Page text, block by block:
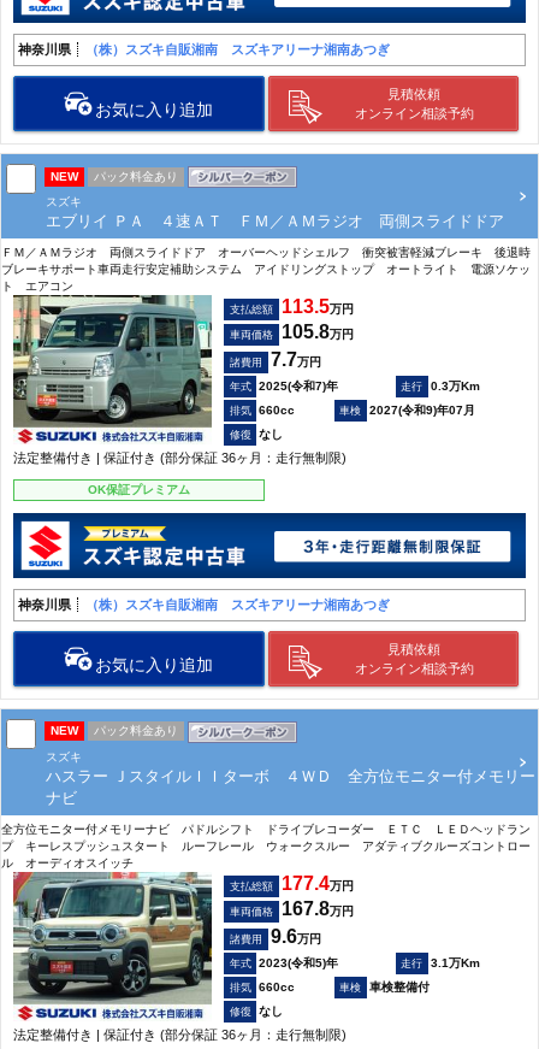
神奈川県 （株）スズキ自販湘南 スズキアリーナ湘南あつぎ
お気に入り追加
見積依頼
オンライン相談予約
NEW
パック料金あり
スズキ
エブリイ ＰＡ ４速ＡＴ ＦＭ／ＡＭラジオ 両側スライドドア
ＦＭ／ＡＭラジオ 両側スライドドア オーバーヘッドシェルフ 衝突被害軽減ブレーキ 後退時
ブレーキサポート車両走行安定補助システム アイドリングストップ オートライト 電源ソケッ
ト エアコン
支払総額 113.5万円
車両価格 105.8万円
諸費用 7.7万円
2025(令和7)年
0.3万Km
660cc
2027(令和9)年07月
なし
法定整備付き | 保証付き (部分保証 36ヶ月：走行無制限)
OK保証プレミアム
神奈川県 （株）スズキ自販湘南 スズキアリーナ湘南あつぎ
お気に入り追加
見積依頼
オンライン相談予約
NEW
パック料金あり
スズキ
ハスラー ＪスタイルＩＩターボ ４ＷＤ 全方位モニター付メモリー
ナビ
全方位モニター付メモリーナビ パドルシフト ドライブレコーダー ＥＴＣ ＬＥＤヘッドラン
プ キーレスプッシュスタート ルーフレール ウォークスルー アダティブクルーズコントロー
ル オーディオスイッチ
支払総額 177.4万円
車両価格 167.8万円
諸費用 9.6万円
2023(令和5)年
3.1万Km
660cc
車検整備付
なし
法定整備付き | 保証付き (部分保証 36ヶ月：走行無制限)